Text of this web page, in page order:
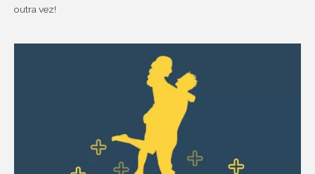
outra vez!